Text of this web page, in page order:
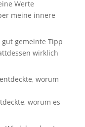
Werte
meine innere
gemeinte Tipp
wirklich
worum es